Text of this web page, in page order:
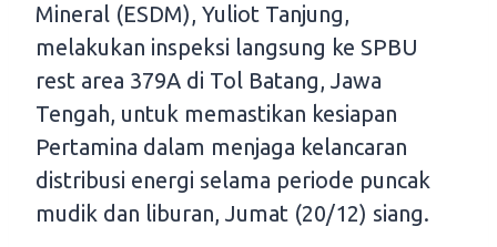
Mineral (ESDM), Yuliot Tanjung,
melakukan inspeksi langsung ke SPBU
rest area 379A di Tol Batang, Jawa
Tengah, untuk memastikan kesiapan
Pertamina dalam menjaga kelancaran
distribusi energi selama periode puncak
mudik dan liburan, Jumat (20/12) siang.